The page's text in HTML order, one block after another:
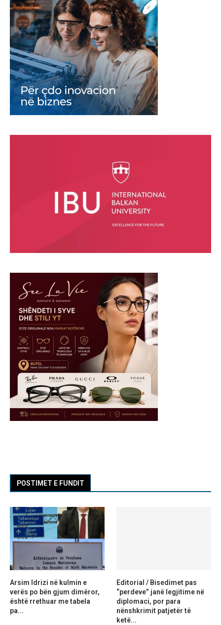
POSTIMET E FUNDIT
Arsim Idrizi në kulmin e
verës po bën gjum dimëror,
është rrethuar me tabela
pa...
Editorial / Bisedimet pas
“perdeve” janë legjitime në
diplomaci, por para
nënshkrimit patjetër të
ketë...